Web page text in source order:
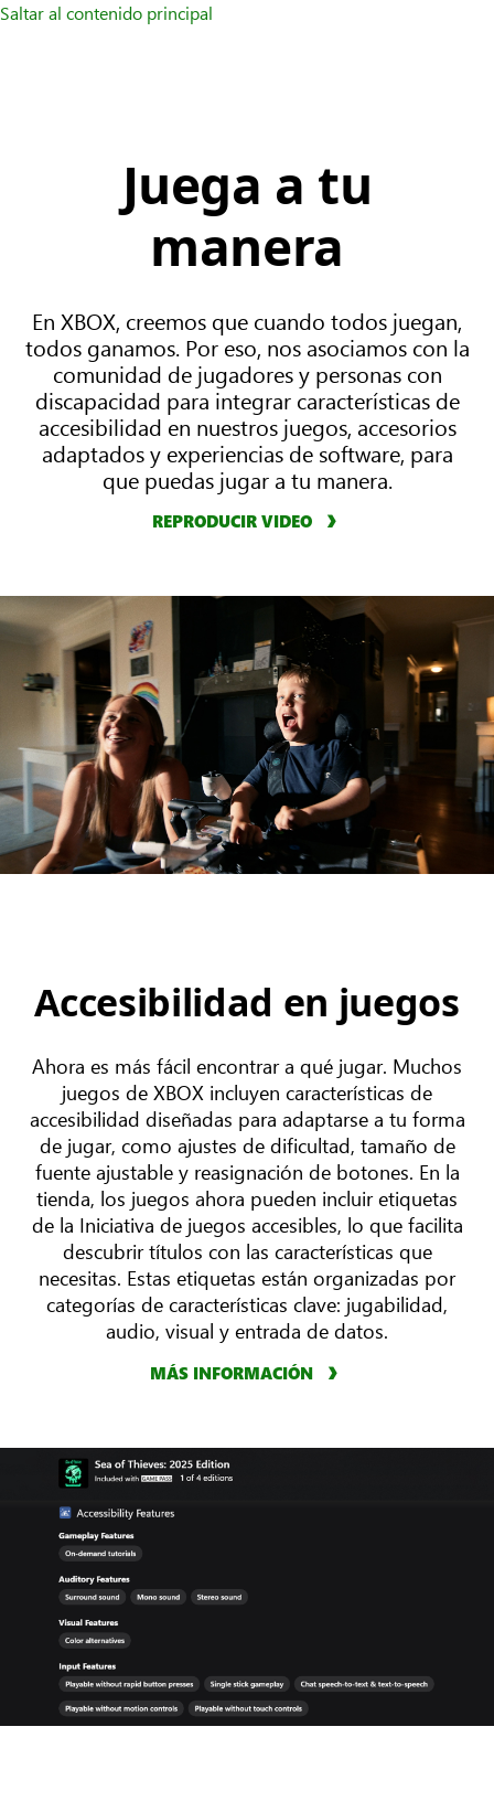
Saltar al contenido principal
Juega a tu
manera
En XBOX, creemos que cuando todos juegan,
todos ganamos. Por eso, nos asociamos con la
comunidad de jugadores y personas con
discapacidad para integrar características de
accesibilidad en nuestros juegos, accesorios
adaptados y experiencias de software, para
que puedas jugar a tu manera.
REPRODUCIR VIDEO
Accesibilidad en juegos
Ahora es más fácil encontrar a qué jugar. Muchos
juegos de XBOX incluyen características de
accesibilidad diseñadas para adaptarse a tu forma
de jugar, como ajustes de dificultad, tamaño de
fuente ajustable y reasignación de botones. En la
tienda, los juegos ahora pueden incluir etiquetas
de la Iniciativa de juegos accesibles, lo que facilita
descubrir títulos con las características que
necesitas. Estas etiquetas están organizadas por
categorías de características clave: jugabilidad,
audio, visual y entrada de datos.
MÁS INFORMACIÓN